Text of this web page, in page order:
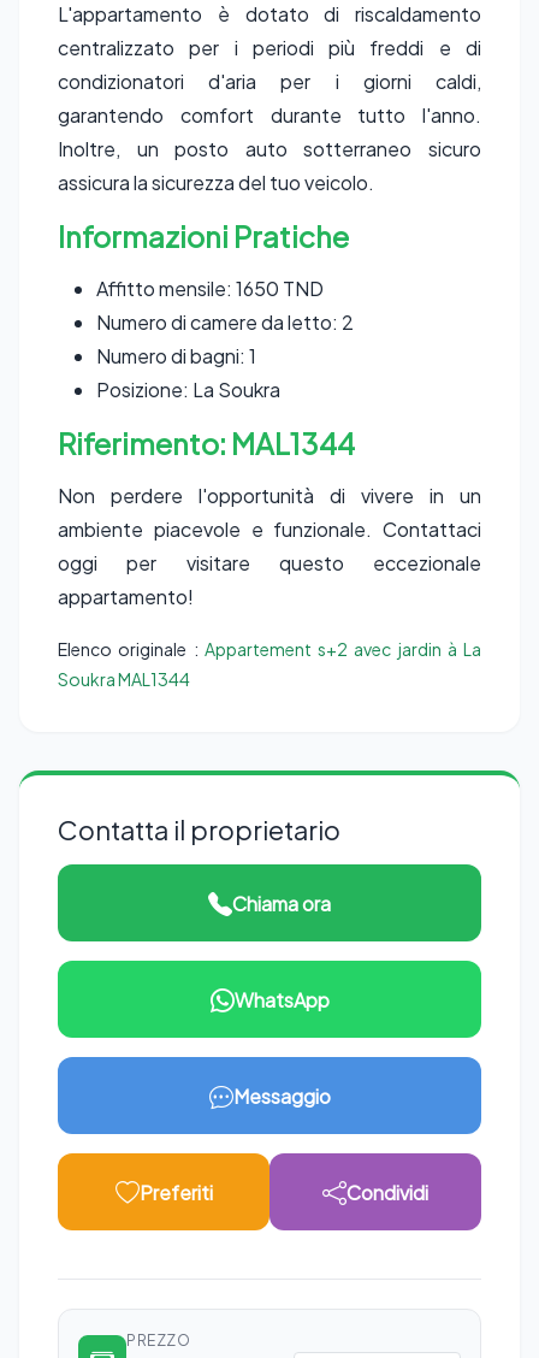
L'appartamento è dotato di riscaldamento
centralizzato per i periodi più freddi e di
condizionatori d'aria per i giorni caldi,
garantendo comfort durante tutto l'anno.
Inoltre, un posto auto sotterraneo sicuro
assicura la sicurezza del tuo veicolo.
Informazioni Pratiche
Affitto mensile: 1650 TND
Numero di camere da letto: 2
Numero di bagni: 1
Posizione: La Soukra
Riferimento: MAL1344
Non perdere l'opportunità di vivere in un
ambiente piacevole e funzionale. Contattaci
oggi per visitare questo eccezionale
appartamento!
Elenco originale : Appartement s+2 avec jardin à La
Soukra MAL1344
Contatta il proprietario
Chiama ora
WhatsApp
Messaggio
Preferiti Condividi
PREZZO